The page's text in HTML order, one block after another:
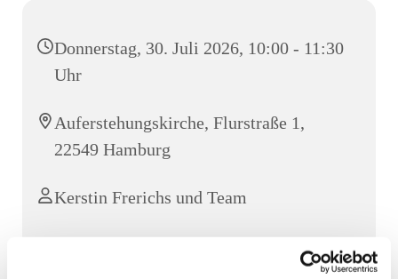
Donnerstag, 30. Juli 2026, 10:00 - 11:30
Uhr
Auferstehungskirche, Flurstraße 1,
22549 Hamburg
Kerstin Frerichs und Team